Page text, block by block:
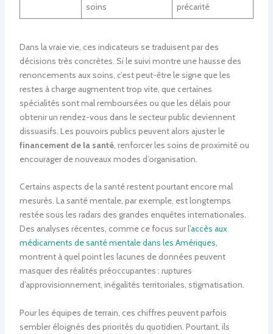
soins
précarité
Dans la vraie vie, ces indicateurs se traduisent par des
décisions très concrètes. Si le suivi montre une hausse des
renoncements aux soins, c’est peut-être le signe que les
restes à charge augmentent trop vite, que certaines
spécialités sont mal remboursées ou que les délais pour
obtenir un rendez-vous dans le secteur public deviennent
dissuasifs. Les pouvoirs publics peuvent alors ajuster le
financement de la santé, renforcer les soins de proximité ou
encourager de nouveaux modes d’organisation.
Certains aspects de la santé restent pourtant encore mal
mesurés. La santé mentale, par exemple, est longtemps
restée sous les radars des grandes enquêtes internationales.
Des analyses récentes, comme ce focus sur l’accès aux
médicaments de santé mentale dans les Amériques,
montrent à quel point les lacunes de données peuvent
masquer des réalités préoccupantes : ruptures
d’approvisionnement, inégalités territoriales, stigmatisation.
Pour les équipes de terrain, ces chiffres peuvent parfois
sembler éloignés des priorités du quotidien. Pourtant, ils